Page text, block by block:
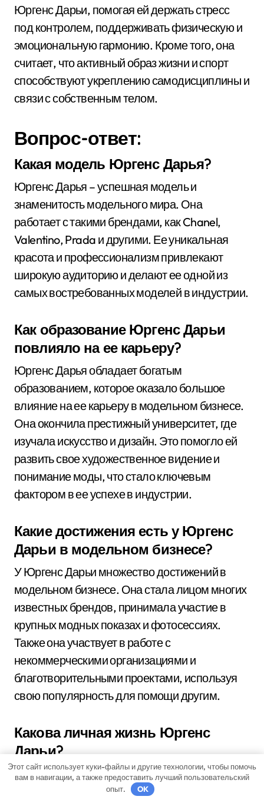
Юргенс Дарьи, помогая ей держать стресс
под контролем, поддерживать физическую и
эмоциональную гармонию. Кроме того, она
считает, что активный образ жизни и спорт
способствуют укреплению самодисциплины и
связи с собственным телом.
Вопрос-ответ:
Какая модель Юргенс Дарья?
Юргенс Дарья – успешная модель и
знаменитость модельного мира. Она
работает с такими брендами, как Chanel,
Valentino, Prada и другими. Ее уникальная
красота и профессионализм привлекают
широкую аудиторию и делают ее одной из
самых востребованных моделей в индустрии.
Как образование Юргенс Дарьи
повлияло на ее карьеру?
Юргенс Дарья обладает богатым
образованием, которое оказало большое
влияние на ее карьеру в модельном бизнесе.
Она окончила престижный университет, где
изучала искусство и дизайн. Это помогло ей
развить свое художественное видение и
понимание моды, что стало ключевым
фактором в ее успехе в индустрии.
Какие достижения есть у Юргенс
Дарьи в модельном бизнесе?
У Юргенс Дарьи множество достижений в
модельном бизнесе. Она стала лицом многих
известных брендов, принимала участие в
крупных модных показах и фотосессиях.
Также она участвует в работе с
некоммерческими организациями и
благотворительными проектами, используя
свою популярность для помощи другим.
Какова личная жизнь Юргенс
Дарьи?
О личной жизни Юргенс Дарьи неизвестно
много информации. Она предпочитает
Этот сайт использует куки-файлы и другие технологии, чтобы помочь
вам в навигации, а также предоставить лучший пользовательский
опыт.
OK